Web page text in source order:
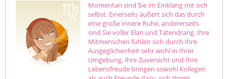
Momentan sind Sie im Einklang mit sich
selbst. Einerseits äußert sich das durch
eine große innere Ruhe, andererseits
sind Sie voller Elan und Tatendrang. Ihre
Mitmenschen fühlen sich durch Ihre
Ausgeglichenheit sehr wohl in Ihrer
Umgebung. Ihre Zuversicht und Ihre
Lebensfreude bringen sowohl Kollegen